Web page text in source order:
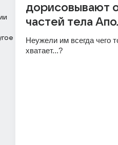
дорисовывают
частей тела
Неужели им всегда чего
хватает...?